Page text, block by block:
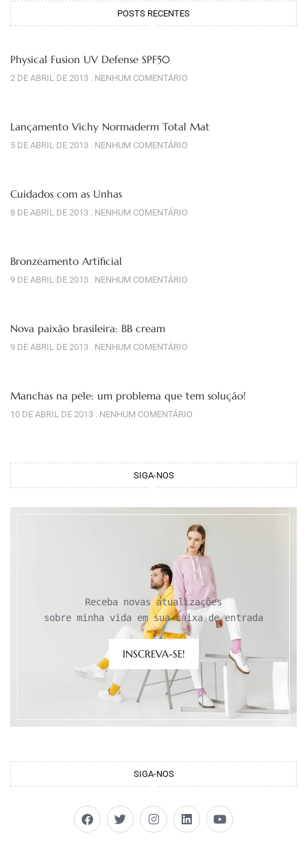
POSTS RECENTES
Physical Fusion UV Defense SPF50
2 DE ABRIL DE 2013 NENHUM COMENTÁRIO
Lançamento Vichy Normaderm Total Mat
5 DE ABRIL DE 2013 NENHUM COMENTÁRIO
Cuidados com as Unhas
8 DE ABRIL DE 2013 NENHUM COMENTÁRIO
Bronzeamento Artificial
9 DE ABRIL DE 2013 NENHUM COMENTÁRIO
Nova paixão brasileira: BB cream
9 DE ABRIL DE 2013 NENHUM COMENTÁRIO
Manchas na pele: um problema que tem solução!
10 DE ABRIL DE 2013 NENHUM COMENTÁRIO
SIGA-NOS
Receba novas atualizações
sobre minha vida em sua caixa de entrada
INSCREVA-SE!
SIGA-NOS